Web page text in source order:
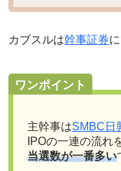
カブスルは幹事証券
ワンポイント
主幹事はSMBC日
IPOの一連の流れ
当選数が一番多い